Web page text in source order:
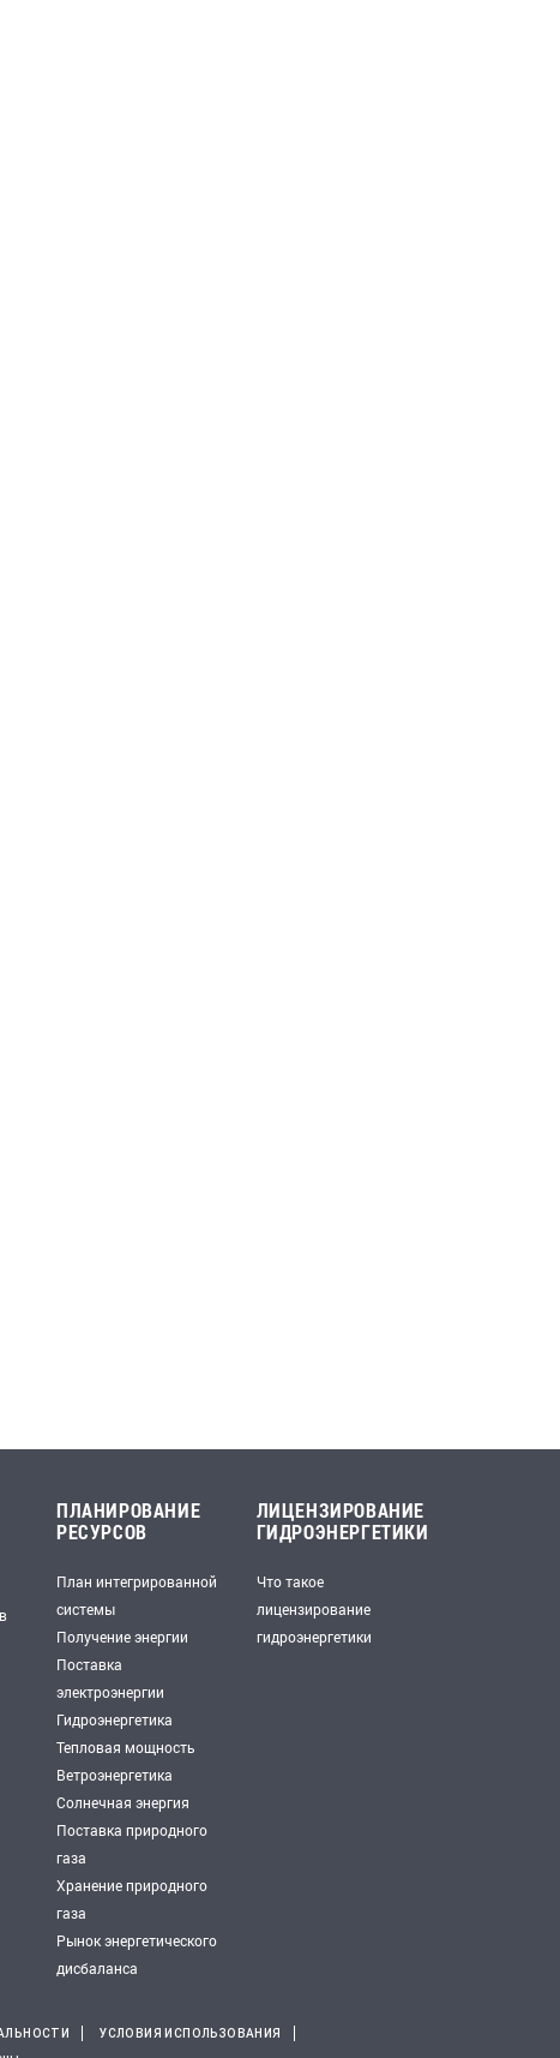
ПЛАНИРОВАНИЕ
РЕСУРСОВ
План интегрированной
системы
Получение энергии
Поставка
электроэнергии
Гидроэнергетика
Тепловая мощность
Ветроэнергетика
Солнечная энергия
Поставка природного
газа
Хранение природного
газа
Рынок энергетического
дисбаланса
ЛИЦЕНЗИРОВАНИЕ
ГИДРОЭНЕРГЕТИКИ
Что такое
лицензирование
гидроэнергетики
УСЛОВИЯ ИСПОЛЬЗОВАНИЯ